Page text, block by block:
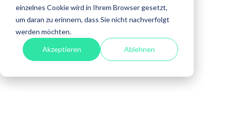
einzelnes Cookie wird in Ihrem Browser gesetzt,
um daran zu erinnern, dass Sie nicht nachverfolgt
werden möchten.
Akzeptieren Ablehnen
Offshore Test Center
Testmanagement
Studies.
Test Management
Test Analyst
Test Automation Engineering
Agile Tester
Acceptance Testing
Case Studies:Dienstag, 28.1.2025
Automotive